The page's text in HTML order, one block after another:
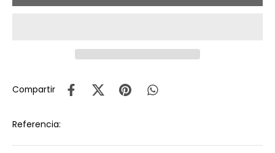
Compartir
Referencia: